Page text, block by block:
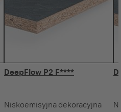
DeepFlow P2 F****
Niskoemisyjna dekoracyjna